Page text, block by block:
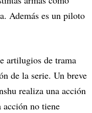
Además es un piloto
artilugios de trama
de la serie. Un breve
realiza una acción
acción no tiene